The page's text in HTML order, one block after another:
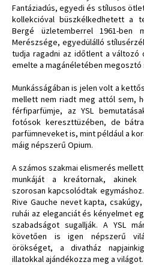
Fantáziadús, egyedi és stílusos
kollekcióval büszkélkedhetett a
Bergé üzletemberrel 1961-ben
Merészsége, egyedülálló
tudja ragadni az időtlent a változó
emelte a magánéletében
Munkásságában is jelen volt a
mellett nem riadt meg attól sem,
férfiparfümje, az YSL
fotósok kereszttüzében, de
parfümneveket is, mint például a
máig népszerű Opium.
A számos szakmai elismerés
munkáját a kreátornak, akinek
szorosan kapcsolódtak
Rive Gauche nevet kapta,
ruhái az eleganciát és kényelmet
szabadságot sugallják. A YSL
követően is igen népszerű
örökséget, a divatház
illatokkal ajándékozza meg a világot.